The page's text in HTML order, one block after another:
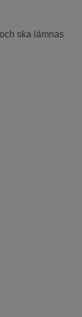
ska lämnas